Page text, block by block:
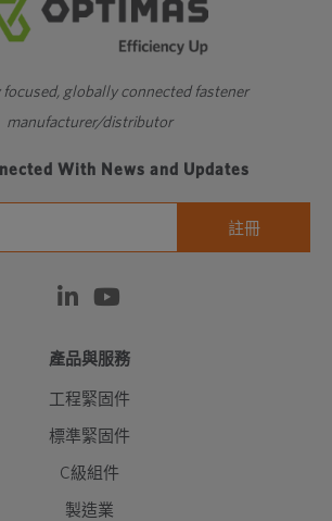
focused, globally connected fastener
manufacturer/distributor
With News and Updates
產品與服務
工程緊固件
標準緊固件
C級組件
製造業